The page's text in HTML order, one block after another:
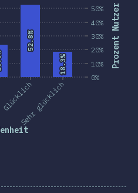
0%
10%
20%
30%
40%
50% Prozent Nutzer
GlücklichSehr glücklich
52.8%
52.8%
18.3%
18.3%